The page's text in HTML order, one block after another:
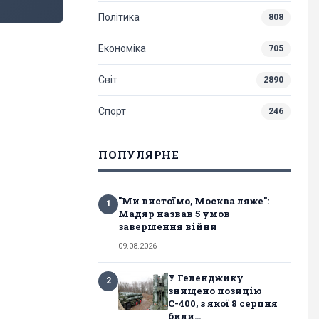
Політика 808
Економіка 705
Світ 2890
Спорт 246
ПОПУЛЯРНЕ
1
"Ми вистоїмо, Москва ляже":
Мадяр назвав 5 умов
завершення війни
09.08.2026
2
У Геленджику
знищено позицію
С-400, з якої 8 серпня
били...